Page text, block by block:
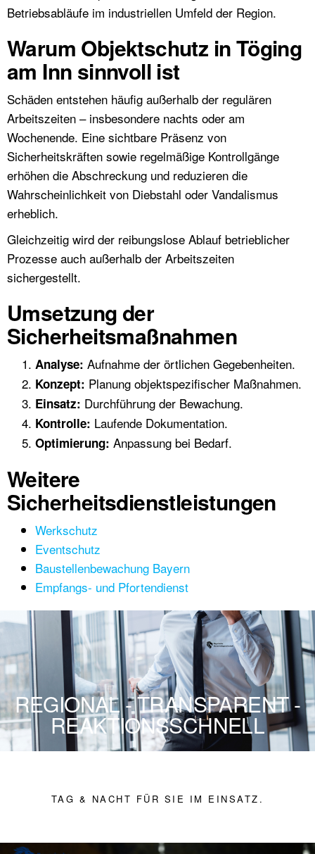
Betriebsabläufe im industriellen Umfeld der Region.
Warum Objektschutz in Töging
am Inn sinnvoll ist
Schäden entstehen häufig außerhalb der regulären
Arbeitszeiten – insbesondere nachts oder am
Wochenende. Eine sichtbare Präsenz von
Sicherheitskräften sowie regelmäßige Kontrollgänge
erhöhen die Abschreckung und reduzieren die
Wahrscheinlichkeit von Diebstahl oder Vandalismus
erheblich.
Gleichzeitig wird der reibungslose Ablauf betrieblicher
Prozesse auch außerhalb der Arbeitszeiten
sichergestellt.
Umsetzung der
Sicherheitsmaßnahmen
Analyse: Aufnahme der örtlichen Gegebenheiten.
Konzept: Planung objektspezifischer Maßnahmen.
Einsatz: Durchführung der Bewachung.
Kontrolle: Laufende Dokumentation.
Optimierung: Anpassung bei Bedarf.
Weitere
Sicherheitsdienstleistungen
Werkschutz
Eventschutz
Baustellenbewachung Bayern
Empfangs- und Pfortendienst
REGIONAL - TRANSPARENT -
REAKTIONSSCHNELL
TAG & NACHT FÜR SIE IM EINSATZ.